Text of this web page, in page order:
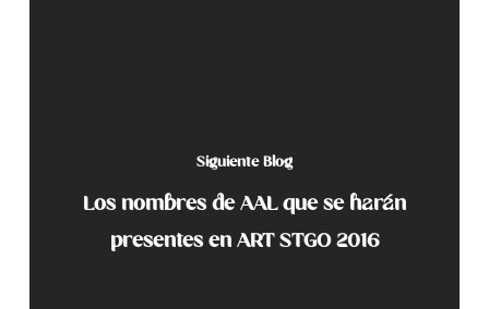
Siguiente Blog
Los nombres de AAL que se harán
presentes en ART STGO 2016